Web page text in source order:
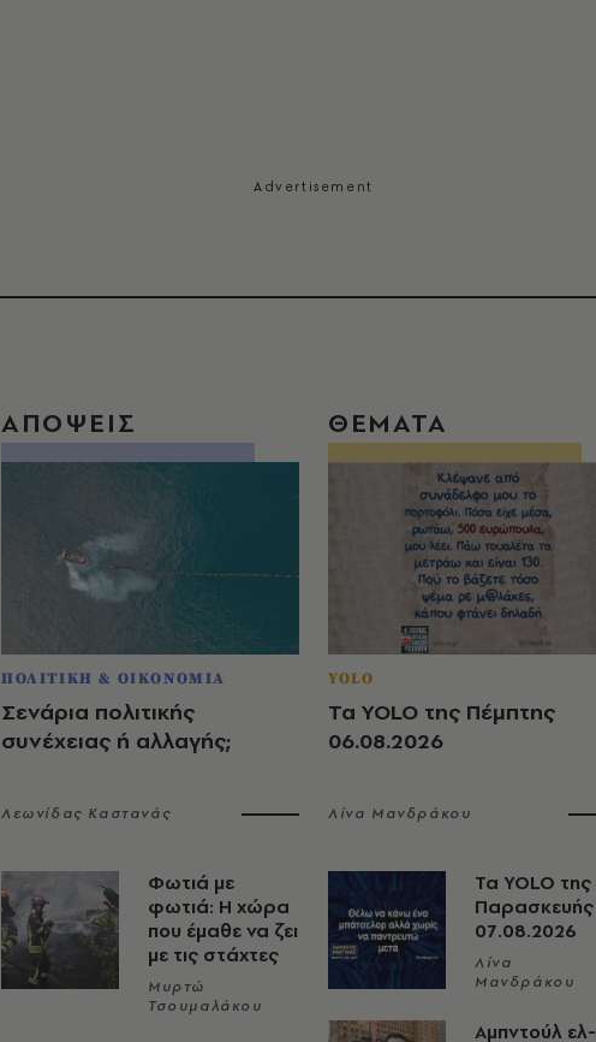
ΑΠΟΨΕΙΣ
ΠΟΛΙΤΙΚΗ & ΟΙΚΟΝΟΜΙΑ
Σενάρια πολιτικής
συνέχειας ή αλλαγής;
Λεωνίδας Καστανάς
Φωτιά με
φωτιά: Η χώρα
που έμαθε να ζει
με τις στάχτες
Μυρτώ
Τσουμαλάκου
ΘΕΜΑΤΑ
YOLO
Τα YOLO της Πέμπτης
06.08.2026
Λίνα Μανδράκου
Τα YOLO της
Παρασκευής
07.08.2026
Λίνα
Μανδράκου
Αμπντούλ ελ-